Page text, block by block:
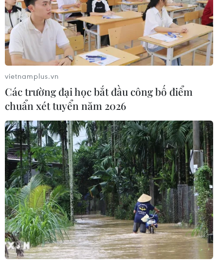
vietnamplus.vn
Các trường đại học bắt đầu công bố điểm
chuẩn xét tuyển năm 2026